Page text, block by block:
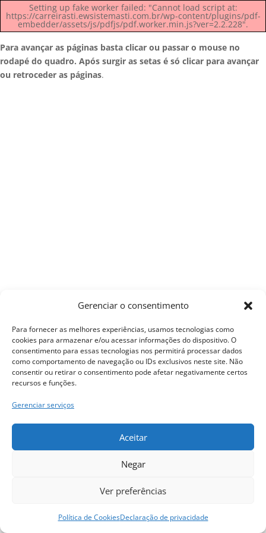
Gerenciar o consentimento
Para fornecer as melhores experiências, usamos tecnologias como
cookies para armazenar e/ou acessar informações do dispositivo. O
consentimento para essas tecnologias nos permitirá processar dados
como comportamento de navegação ou IDs exclusivos neste site. Não
consentir ou retirar o consentimento pode afetar negativamente certos
recursos e funções.
Gerenciar serviços
Aceitar
Negar
Ver preferências
Política de CookiesDeclaração de privacidade
Setting up fake worker failed: "Cannot load script at:
https://carreirasti.ewsistemasti.com.br/wp-content/plugins/pdf-
embedder/assets/js/pdfjs/pdf.worker.min.js?ver=2.2.228".
Para avançar as páginas basta clicar ou passar o mouse no
rodapé do quadro. Após surgir as setas é só clicar para avançar
ou retroceder as páginas.